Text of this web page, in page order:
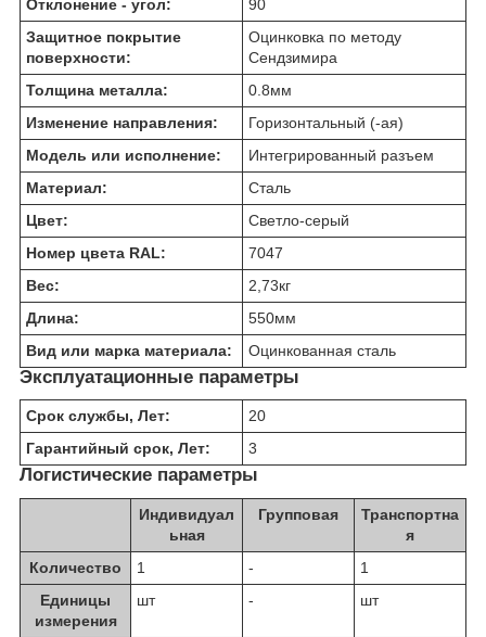
Отклонение - угол:
90
Защитное покрытие
поверхности:
Оцинковка по методу
Сендзимира
Толщина металла:
0.8мм
Изменение направления:
Горизонтальный (-ая)
Модель или исполнение:
Интегрированный разъем
Материал:
Сталь
Цвет:
Светло-серый
Номер цвета RAL:
7047
Вес:
2,73кг
Длина:
550мм
Вид или марка материала:
Оцинкованная сталь
Эксплуатационные параметры
Срок службы, Лет:
20
Гарантийный срок, Лет:
3
Логистические параметры
Индивидуал
ьная
Групповая
Транспортна
я
Количество
1 -
1
Единицы
измерения
шт - шт